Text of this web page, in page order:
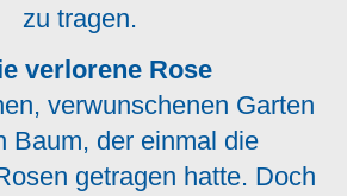
zu tragen.
verlorene Rose
verwunschenen Garten
Baum, der einmal die
getragen hatte. Doch